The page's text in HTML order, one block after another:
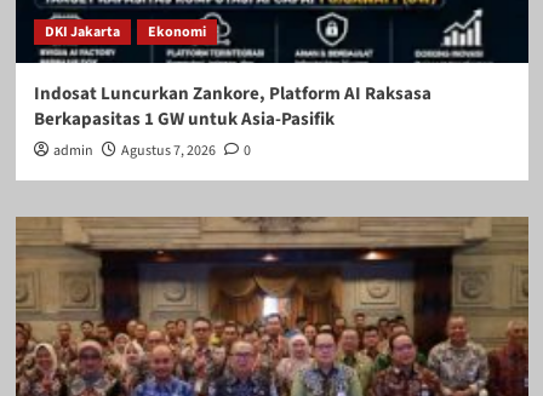
DKI Jakarta Ekonomi
Indosat Luncurkan Zankore, Platform AI Raksasa
Berkapasitas 1 GW untuk Asia-Pasifik
admin Agustus 7, 2026 0